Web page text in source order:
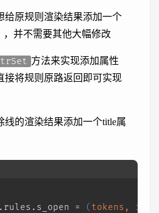
给原规则渲染结果添加一个
，并不需要其他大幅修改
方法来实现添加属性
接将规则原路返回即可实现
线的渲染结果添加一个title属
. rules . s_open = ( tokens,